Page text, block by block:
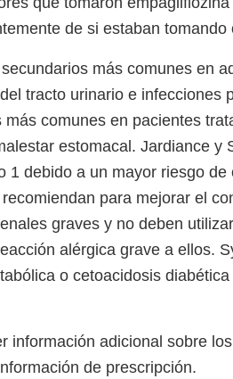
de si estaban
más comunes en
tracto urinario e infecciones
más comunes en pacientes
estomacal. Jardiance y
1 debido a un mayor riesgo
para mejorar el
graves y no deben
alérgica grave a ellos.
o cetoacidosis
información adicional sobre
de prescripción.